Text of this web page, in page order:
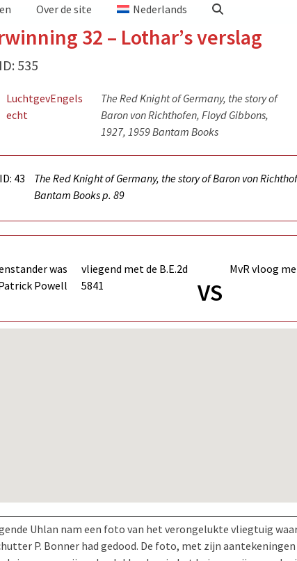
Over de site Nederlands
32 – picture source: Thomas La Padula –
Aviation Art
32 – Lothar’s verslag
535
Luchtgev
echt
Engels
The Red Knight of Germany, the story of
Baron von Richthofen, Floyd Gibbons,
1927, 1959 Bantam Books
43
The Red Knight of Germany, the story of Baron von
Bantam Books p. 89
was
Powell
vliegend met de B.E.2d
5841
VS
MvR vloog
Uhlan nam een foto van het verongelukte vliegtuig
P. Bonner had gedood. De foto, met zijn